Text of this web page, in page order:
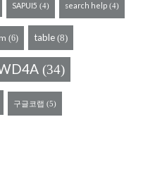
SAPUI5 (4) search help (4)
(6) table (8)
(34)
구글코랩 (5)